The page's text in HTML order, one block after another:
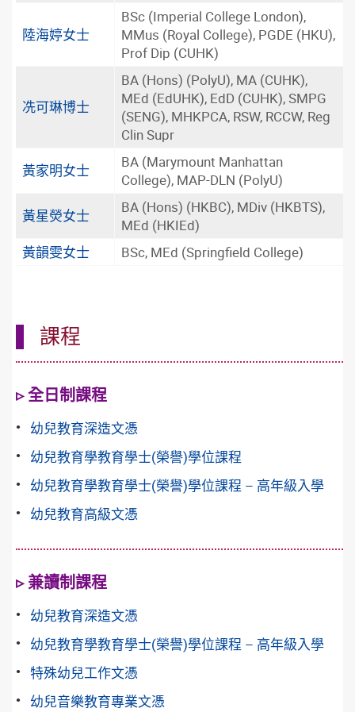
陸海婷女士
BSc (Imperial College London),
MMus (Royal College), PGDE (HKU),
Prof Dip (CUHK)
冼可琳博士
BA (Hons) (PolyU), MA (CUHK),
MEd (EdUHK), EdD (CUHK), SMPG
(SENG), MHKPCA, RSW, RCCW, Reg
Clin Supr
黃家明女士
BA (Marymount Manhattan
College), MAP-DLN (PolyU)
黃星熒女士
BA (Hons) (HKBC), MDiv (HKBTS),
MEd (HKIEd)
黃韻雯女士
BSc, MEd (Springfield College)
課程
▹ 全日制課程
幼兒教育深造文憑
幼兒教育學教育學士(榮譽)學位課程
幼兒教育學教育學士(榮譽)學位課程 – 高年級入學
幼兒教育高級文憑
▹ 兼讀制課程
幼兒教育深造文憑
幼兒教育學教育學士(榮譽)學位課程 – 高年級入學
特殊幼兒工作文憑
幼兒音樂教育專業文憑